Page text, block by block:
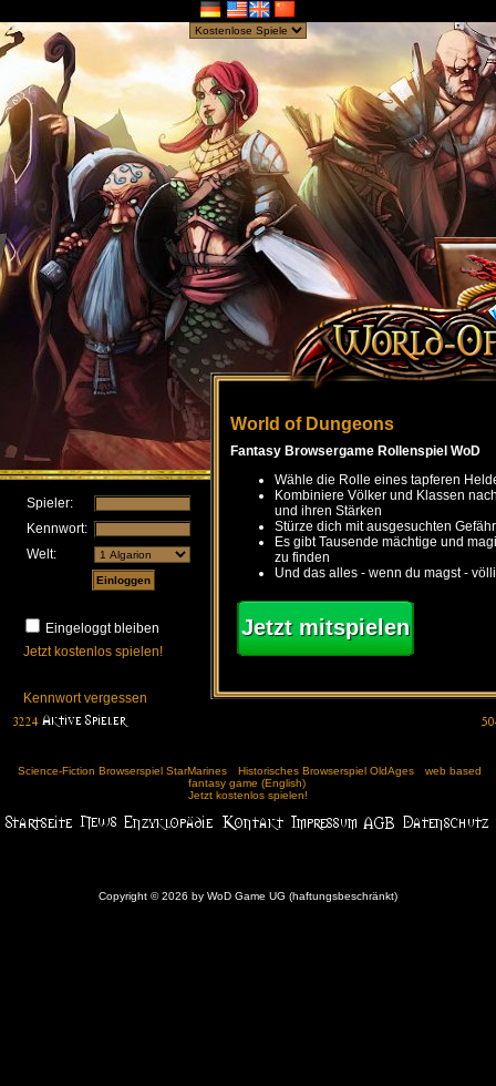
Spieler:
Kennwort:
Welt:
Eingeloggt bleiben
Jetzt kostenlos spielen!
Kennwort vergessen
World of Dungeons
Fantasy Browsergame Rollenspiel WoD
Wähle die Rolle eines tapferen
Kombiniere Völker und Klassen
und ihren Stärken
Stürze dich mit ausgesuchten
Es gibt Tausende mächtige und
zu finden
Und das alles - wenn du magst -
Jetzt mitspielen
Science-Fiction Browserspiel StarMarines Historisches Browserspiel OldAges
web based
fantasy game (English)
Jetzt kostenlos spielen!
Copyright © 2026 by WoD Game UG (haftungsbeschränkt)